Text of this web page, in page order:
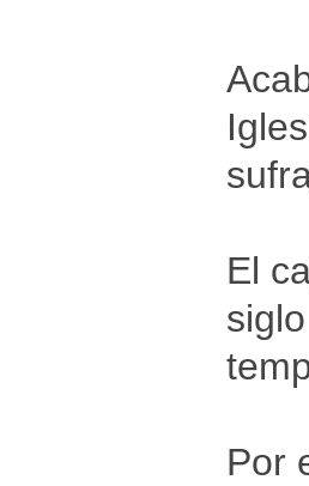
El
Por